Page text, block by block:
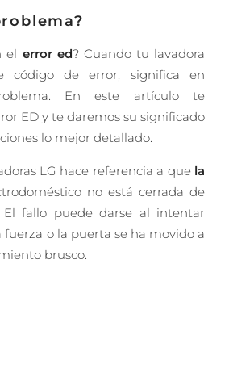
el error ed? Cuando tu lavadora
código de error, significa en
En este artículo te
ED y te daremos su significado
lo mejor detallado.
LG hace referencia a que la
no está cerrada de
El fallo puede darse al intentar
o la puerta se ha movido a
brusco.